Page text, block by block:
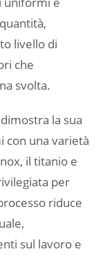
livello di
che
svolta.
la sua
con una varietà
il titanio e
per
riduce
sul lavoro e